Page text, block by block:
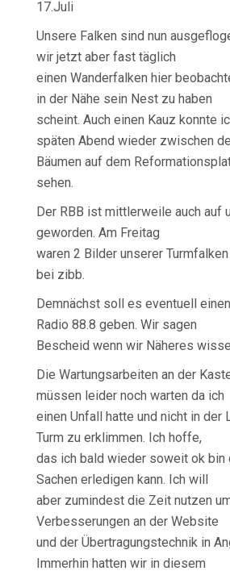
17.Juli
Unsere Falken sind nun
wir jetzt aber fast täglich
einen Wanderfalken hier
in der Nähe sein Nest zu haben
scheint. Auch einen Kauz konnte
späten Abend wieder zwischen
Bäumen auf dem
sehen.
Der RBB ist mittlerweile auch auf
geworden. Am Freitag
waren 2 Bilder unserer Turmfalken
bei zibb.
Demnächst soll es eventuell
Radio 88.8 geben. Wir sagen
Bescheid wenn wir Näheres
Die Wartungsarbeiten an der
müssen leider noch warten da ich
einen Unfall hatte und nicht in der
Turm zu erklimmen. Ich hoffe,
das ich bald wieder soweit ok bin
Sachen erledigen kann. Ich will
aber zumindest die Zeit nutzen
Verbesserungen an der Website
und der Übertragungstechnik in
Immerhin hatten wir in diesem